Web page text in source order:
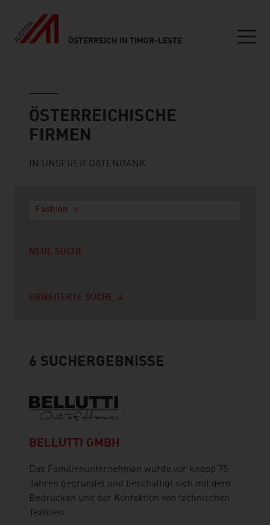
ÖSTERREICH IN TIMOR-LESTE
ÖSTERREICHISCHE
FIRMEN
IN UNSERER DATENBANK
Fashion
NEUE SUCHE
ERWEITERTE SUCHE
6 SUCHERGEBNISSE
BELLUTTI GMBH
Das Familienunternehmen wurde vor knapp 75
Jahren gegründet und beschäftigt sich mit dem
Bedrucken und der Konfektion von technischen
Textilien.